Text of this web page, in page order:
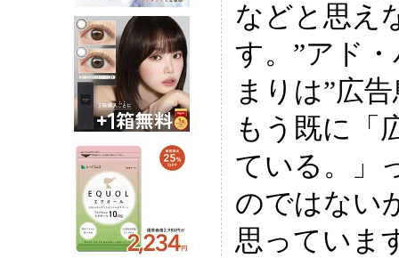
などと思え
す。”アド
まりは”広
もう既に「
ている。」
のではない
思っていま